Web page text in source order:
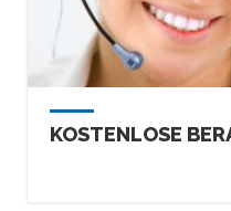
KOSTENLOSE